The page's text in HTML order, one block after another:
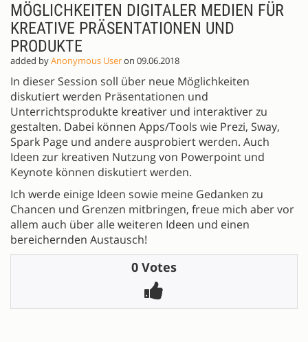
MÖGLICHKEITEN DIGITALER MEDIEN FÜR
KREATIVE PRÄSENTATIONEN UND
PRODUKTE
added byAnonymous Useron 09.06.2018
In dieser Session soll über neue Möglichkeiten
diskutiert werden Präsentationen und
Unterrichtsprodukte kreativer und interaktiver zu
gestalten. Dabei können Apps/Tools wie Prezi, Sway,
Spark Page und andere ausprobiert werden. Auch
Ideen zur kreativen Nutzung von Powerpoint und
Keynote können diskutiert werden.
Ich werde einige Ideen sowie meine Gedanken zu
Chancen und Grenzen mitbringen, freue mich aber vor
allem auch über alle weiteren Ideen und einen
bereichernden Austausch!
0 Votes